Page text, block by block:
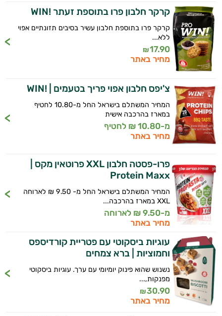
קרקר חלבון פרו בתוספת זעתר !WIN
קרקר פרו בתוספת חלבון עשיר בסיבים תזונתיים אפוי
ללא...
17.90
₪
מחיר באתר
צ'יפס חלבון אפוי פריך בטעמים | !WIN
המחיר המשתלם בישראל החל מ-10.80 לחטיף
במארז בהרכבה אישית
מ-10.80 ₪ לחטיף
מחיר באתר
פרו-פסטה חלבון XXL פרוטאין מקס |
Protein Maxx
המחיר המשתלם בישראל החל מ- 9.50 ₪ לארוחה
XXL במארז בהרכבה...
מ-9.50 ₪ לארוחה
מחיר באתר
עוגיות ביסקוטי עם פטריית קורדיספס
וחמוציות | ברא צמחים
נשנוש שהוא פינוק יומיומי עם ערך. עוגיות ביסקוטי
מפנקות,...
30.90
₪
מחיר באתר
עובדים יחד כדי למקסם תוצאות גם בחיי היום
יום וגם בתחום הכושר והספורט.
המטרה שלי היא להתאים עבורך המלצות
אישיות מבוססות מדעית.
זה הזמן להתחיל. איך אוכל לעזור?